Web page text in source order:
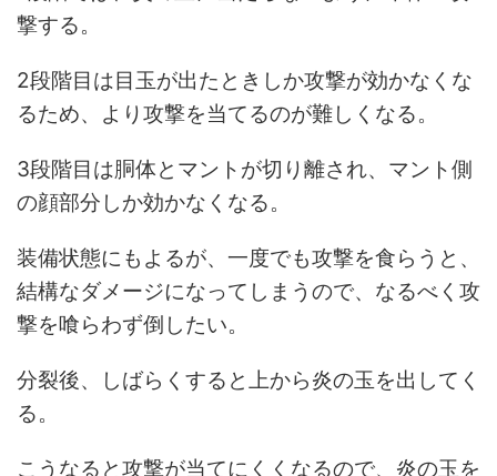
撃する。
2段階目は目玉が出たときしか攻撃が効かなくな
るため、より攻撃を当てるのが難しくなる。
3段階目は胴体とマントが切り離され、マント側
の顔部分しか効かなくなる。
装備状態にもよるが、一度でも攻撃を食らうと、
結構なダメージになってしまうので、なるべく攻
撃を喰らわず倒したい。
分裂後、しばらくすると上から炎の玉を出してく
る。
こうなると攻撃が当てにくくなるので、炎の玉を